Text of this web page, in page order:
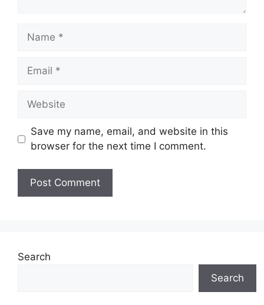
Name
Email
Website
Save my name, email, and website in this
browser for the next time I comment.
Search
Search